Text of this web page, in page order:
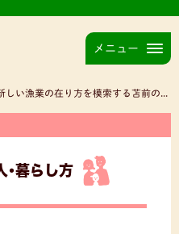
メニュー
しい漁業の在り方を模索する苫前の漁師。
･暮らし方